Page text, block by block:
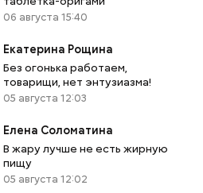
06 августа 15:40
Екатерина Рощина
Без огонька работаем,
товарищи, нет энтузиазма!
05 августа 12:03
Елена Соломатина
В жару лучше не есть жирную
пищу
05 августа 12:02